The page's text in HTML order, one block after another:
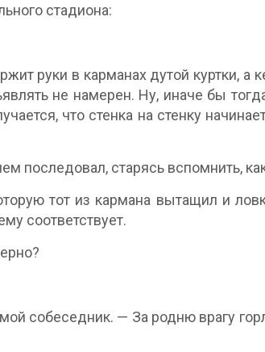
стадиона:
руки в карманах дутой куртки, а
не намерен. Ну, иначе бы
что стенка на стенку
последовал, старясь вспомнить,
тот из кармана вытащил и
соответствует.
собеседник. — За родню врагу